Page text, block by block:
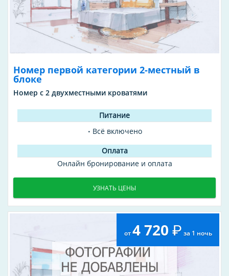
Номер первой категории 2-местный в
блоке
Номер с 2 двухместными кроватями
Всё включено
Онлайн бронирование и оплата
УЗНАТЬ ЦЕНЫ
от4 720 за 1 ночь